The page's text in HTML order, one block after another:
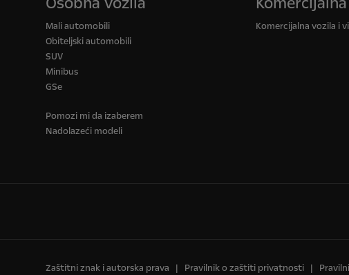
Mali automobili
Obiteljski automobili
SUV
Minibus
GSe
Pomozi mi da izaberem
Nadolazeći modeli
Komercijalna vozila i
Zaštitni znak i autorska prava Pravilnik o zaštiti privatnosti